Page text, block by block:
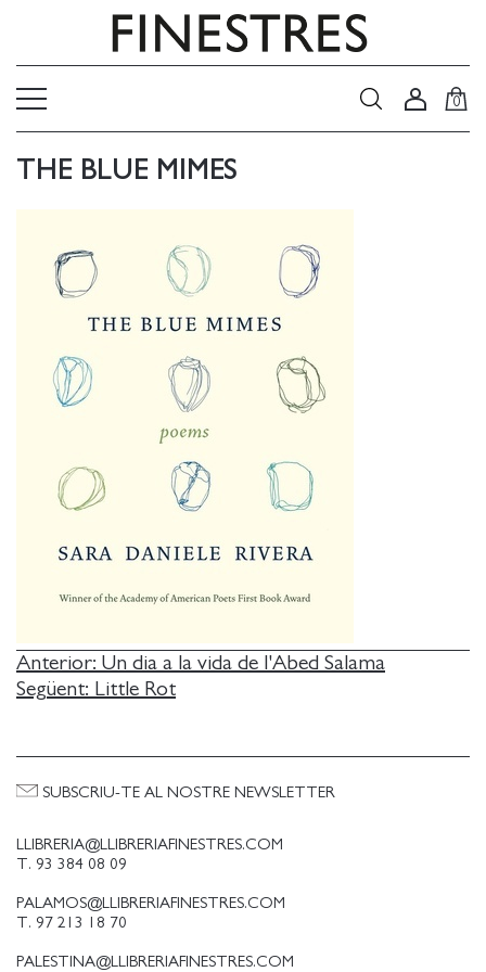
0
THE BLUE MIMES
NAVEGACIÓ
D'ENTRADES
Anterior: Un dia a la vida de l'Abed Salama
Següent: Little Rot
LLIBRERIA@LLIBRERIAFINESTRES.COM
T. 93 384 08 09
PALAMOS@LLIBRERIAFINESTRES.COM
T. 97 213 18 70
PALESTINA@LLIBRERIAFINESTRES.COM
SUBSCRIU-TE AL NOSTRE NEWSLETTER